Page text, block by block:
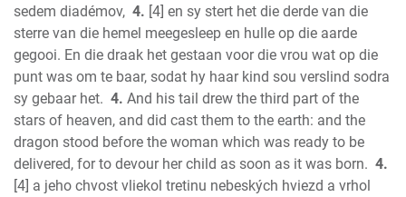
Matthew
Mark
Luke
John
Acts
Romans
1 Corinthians
2 Corinthians
sedem diadémov, 4. [4] en sy stert het die derde van die
sterre van die hemel meegesleep en hulle op die aarde
gegooi. En die draak het gestaan voor die vrou wat op die
punt was om te baar, sodat hy haar kind sou verslind sodra
sy gebaar het. 4. And his tail drew the third part of the
stars of heaven, and did cast them to the earth: and the
dragon stood before the woman which was ready to be
delivered, for to devour her child as soon as it was born. 4.
[4] a jeho chvost vliekol tretinu nebeských hviezd a vrhol